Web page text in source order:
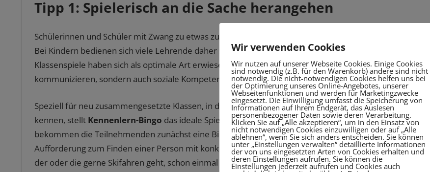
Tipp 1: Spielerisch an die Sache herangehen
Schülerinnen und Schüler mit Zwang zu etwas zu bringen, hat bisher in den seltensten Fällen funktioniert.
Bei Kindern bedienen sich viele Lehrende daher spielerischen Übungen, um Inhalte weiterzugeben.
Klassenspiele haben sich als optimale Art erwiesen, nicht nur komplexe Zusammenhänge im Unterricht
kommunizieren, sondern auch soziale Kompetenzen wie von selbst zu vermitteln.
Speziell für neu zusammengesetzte Klassen, in denen sich die meisten Schülerinnen und Schüler noch
kennen, stellt Kennenlern-Bingo das ideale Spiel dar, um mehr übereinander zu erfahren. Dabei
bekommen die Teilnehmenden zunächst eine Bingo-Karte ausgehändigt. In jedem der Felder steht eine
Aufforderung zum Finden einer Person mit konkreten Merkmalen. Beispielsweise wird jemand gesucht,
der oder die gerne Skifahren geht, schon einmal in Italien war oder ein bestimmtes Gericht besonders
Wir verwenden Cookies
Wir nutzen auf unserer Webseite Cookies. Einige Cookies
sind notwendig (z.B. für den Warenkorb) andere sind nicht
notwendig. Die nicht-notwendigen Cookies helfen uns bei
der Optimierung unseres Online-Angebotes, unserer
Webseitenfunktionen und werden für Marketingzwecke
eingesetzt. Die Einwilligung umfasst die Speicherung von
Informationen auf Ihrem Endgerät, das Auslesen
personenbezogener Daten sowie deren Verarbeitung.
Klicken Sie auf „Alle akzeptieren“, um in den Einsatz von
nicht notwendigen Cookies einzuwilligen oder auf „Alle
ablehnen“, wenn Sie sich anders entscheiden. Sie können
unter „Einstellungen verwalten“ detaillierte Informationen
der von uns eingesetzten Arten von Cookies erhalten und
deren Einstellungen aufrufen. Sie können die
Einstellungen jederzeit aufrufen und Cookies auch